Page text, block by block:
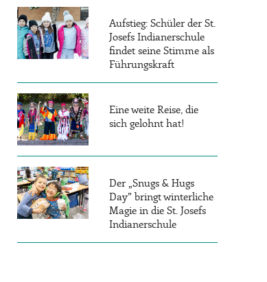
Aufstieg: Schüler der St.
Josefs Indianerschule
findet seine Stimme als
Führungskraft
Eine weite Reise, die
sich gelohnt hat!
Der „Snugs & Hugs
Day” bringt winterliche
Magie in die St. Josefs
Indianerschule